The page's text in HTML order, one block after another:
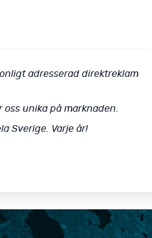
adresserad direktreklam
unika på marknaden.
Sverige. Varje år!